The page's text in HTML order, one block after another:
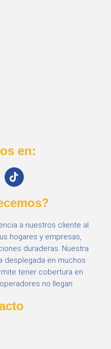
en:
a nuestros cliente al
hogares y empresas,
duraderas. Nuestra
desplegada en muchos
tener cobertura en
no llegan.